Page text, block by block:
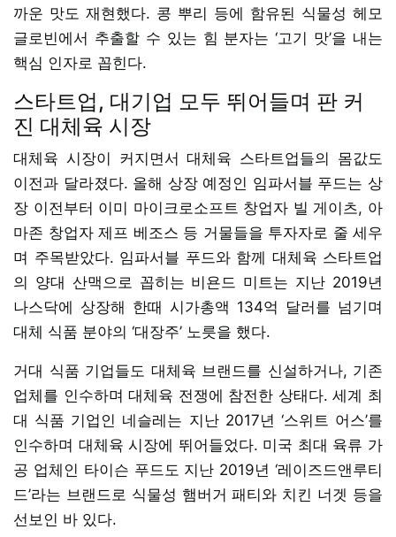
까운 맛도 재현했다. 콩 뿌리 등에 함유된 식물성 헤모
글로빈에서 추출할 수 있는 힘 분자는 ‘고기 맛’을 내는
핵심 인자로 꼽힌다.
스타트업, 대기업 모두 뛰어들며 판 커
진 대체육 시장
대체육 시장이 커지면서 대체육 스타트업들의 몸값도
이전과 달라졌다. 올해 상장 예정인 임파서블 푸드는 상
장 이전부터 이미 마이크로소프트 창업자 빌 게이츠, 아
마존 창업자 제프 베조스 등 거물들을 투자자로 줄 세우
며 주목받았다. 임파서블 푸드와 함께 대체육 스타트업
의 양대 산맥으로 꼽히는 비욘드 미트는 지난 2019년
나스닥에 상장해 한때 시가총액 134억 달러를 넘기며
대체 식품 분야의 ‘대장주’ 노릇을 했다.
거대 식품 기업들도 대체육 브랜드를 신설하거나, 기존
업체를 인수하며 대체육 전쟁에 참전한 상태다. 세계 최
대 식품 기업인 네슬레는 지난 2017년 ‘스위트 어스’를
인수하며 대체육 시장에 뛰어들었다. 미국 최대 육류 가
공 업체인 타이슨 푸드도 지난 2019년 ‘레이즈드앤루티
드’라는 브랜드로 식물성 햄버거 패티와 치킨 너겟 등을
선보인 바 있다.